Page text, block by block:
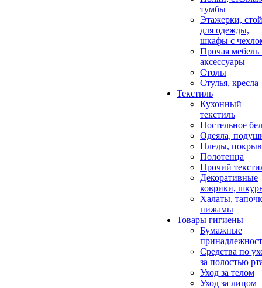
тумбы
Этажерки,
для одежды,
шкафы с
Прочая мебель
аксессуары
Столы
Стулья, кресла
Текстиль
Кухонный
текстиль
Постельное
Одеяла,
Пледы,
Полотенца
Прочий
Декоративные
коврики,
Халаты,
пижамы
Товары гигиены
Бумажные
Средства по
за полостью
Уход за телом
Уход за лицом